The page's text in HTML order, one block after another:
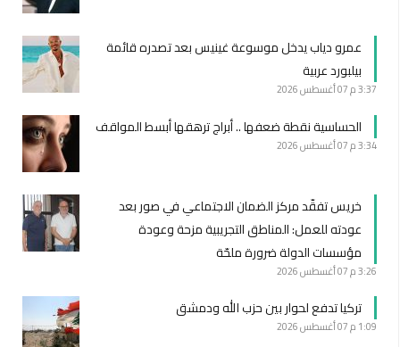
عمرو دياب يدخل موسوعة غينيس بعد تصدره قائمة
بيلبورد عربية
3:37 م 07 أغسطس 2026
الحساسية نقطة ضعفها .. أبراج ترهقها أبسط المواقف
3:34 م 07 أغسطس 2026
خريس تفقّد مركز الضمان الاجتماعي في صور بعد
عودته للعمل: المناطق التجريبية مزحة وعودة
مؤسسات الدولة ضرورة ملحّة
3:26 م 07 أغسطس 2026
تركيا تدفع لحوار بين حزب الله ودمشق
1:09 م 07 أغسطس 2026